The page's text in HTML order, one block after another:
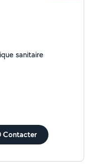
sanitaire
Contacter